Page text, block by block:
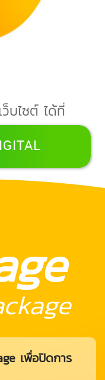
บไซต์ ได้ที่
เพื่อปิดการ